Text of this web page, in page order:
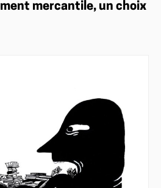
mercantile, un choix